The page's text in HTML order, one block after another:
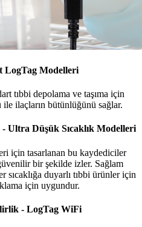
LogTag Modelleri
tıbbi depolama ve taşıma için
ilaçların bütünlüğünü sağlar.
- Ultra Düşük Sıcaklık Modelleri
için tasarlanan bu kaydediciler
bir şekilde izler. Sağlam
sıcaklığa duyarlı tıbbi ürünler için
için uygundur.
- LogTag WiFi